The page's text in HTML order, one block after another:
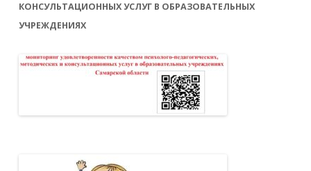
КОНСУЛЬТАЦИОННЫХ УСЛУГ В ОБРАЗОВАТЕЛЬНЫХ
УЧРЕЖДЕНИЯХ